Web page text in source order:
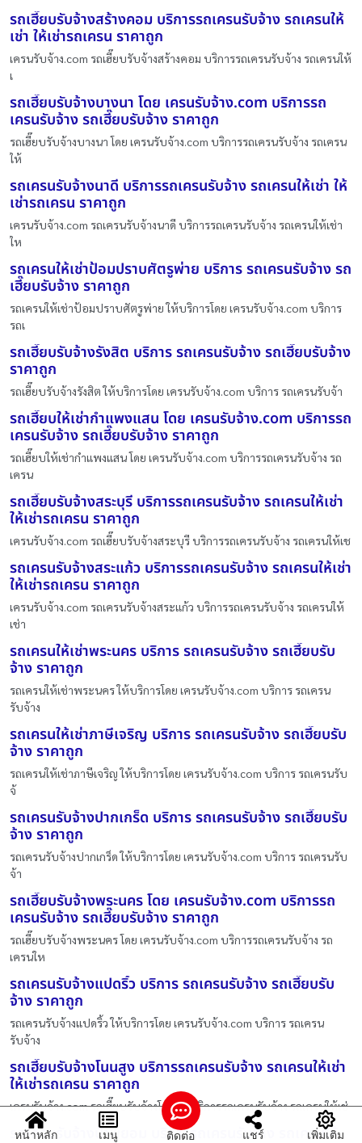
รถเฮี๊ยบรับจ้างสร้างคอม บริการรถเครนรับจ้าง รถเครนให้
เช่า ให้เช่ารถเครน ราคาถูก
เครนรับจ้าง.com รถเฮี๊ยบรับจ้างสร้างคอม บริการรถเครนรับจ้าง รถเครนให้
เ
รถเฮี๊ยบรับจ้างบางนา โดย เครนรับจ้าง.com บริการรถ
เครนรับจ้าง รถเฮี๊ยบรับจ้าง ราคาถูก
รถเฮี๊ยบรับจ้างบางนา โดย เครนรับจ้าง.com บริการรถเครนรับจ้าง รถเครน
ให้
รถเครนรับจ้างนาดี บริการรถเครนรับจ้าง รถเครนให้เช่า ให้
เช่ารถเครน ราคาถูก
เครนรับจ้าง.com รถเครนรับจ้างนาดี บริการรถเครนรับจ้าง รถเครนให้เช่า
ให
รถเครนให้เช่าป้อมปราบศัตรูพ่าย บริการ รถเครนรับจ้าง รถ
เฮี๊ยบรับจ้าง ราคาถูก
รถเครนให้เช่าป้อมปราบศัตรูพ่าย ให้บริการโดย เครนรับจ้าง.com บริการ
รถเ
รถเฮี๊ยบรับจ้างรังสิต บริการ รถเครนรับจ้าง รถเฮี๊ยบรับจ้าง
ราคาถูก
รถเฮี๊ยบรับจ้างรังสิต ให้บริการโดย เครนรับจ้าง.com บริการ รถเครนรับจ้า
รถเฮี๊ยบให้เช่ากำแพงแสน โดย เครนรับจ้าง.com บริการรถ
เครนรับจ้าง รถเฮี๊ยบรับจ้าง ราคาถูก
รถเฮี๊ยบให้เช่ากำแพงแสน โดย เครนรับจ้าง.com บริการรถเครนรับจ้าง รถ
เครน
รถเฮี๊ยบรับจ้างสระบุรี บริการรถเครนรับจ้าง รถเครนให้เช่า
ให้เช่ารถเครน ราคาถูก
เครนรับจ้าง.com รถเฮี๊ยบรับจ้างสระบุรี บริการรถเครนรับจ้าง รถเครนให้เช
รถเครนรับจ้างสระแก้ว บริการรถเครนรับจ้าง รถเครนให้เช่า
ให้เช่ารถเครน ราคาถูก
เครนรับจ้าง.com รถเครนรับจ้างสระแก้ว บริการรถเครนรับจ้าง รถเครนให้
เช่า
รถเครนให้เช่าพระนคร บริการ รถเครนรับจ้าง รถเฮี๊ยบรับ
จ้าง ราคาถูก
รถเครนให้เช่าพระนคร ให้บริการโดย เครนรับจ้าง.com บริการ รถเครน
รับจ้าง
รถเครนให้เช่าภาษีเจริญ บริการ รถเครนรับจ้าง รถเฮี๊ยบรับ
จ้าง ราคาถูก
รถเครนให้เช่าภาษีเจริญ ให้บริการโดย เครนรับจ้าง.com บริการ รถเครนรับ
จ้
รถเครนรับจ้างปากเกร็ด บริการ รถเครนรับจ้าง รถเฮี๊ยบรับ
จ้าง ราคาถูก
รถเครนรับจ้างปากเกร็ด ให้บริการโดย เครนรับจ้าง.com บริการ รถเครนรับ
จ้า
รถเฮี๊ยบรับจ้างพระนคร โดย เครนรับจ้าง.com บริการรถ
เครนรับจ้าง รถเฮี๊ยบรับจ้าง ราคาถูก
รถเฮี๊ยบรับจ้างพระนคร โดย เครนรับจ้าง.com บริการรถเครนรับจ้าง รถ
เครนให
รถเครนรับจ้างแปดริ้ว บริการ รถเครนรับจ้าง รถเฮี๊ยบรับ
จ้าง ราคาถูก
รถเครนรับจ้างแปดริ้ว ให้บริการโดย เครนรับจ้าง.com บริการ รถเครน
รับจ้าง
รถเฮี๊ยบรับจ้างโนนสูง บริการรถเครนรับจ้าง รถเครนให้เช่า
ให้เช่ารถเครน ราคาถูก
เครนรับจ้าง.com รถเฮี๊ยบรับจ้างโนนสูง บริการรถเครนรับจ้าง รถเครนให้เช่
รถเครนรับจ้างป่าพยอม บริการรถเครนรับจ้าง รถเครนให้
หน้าหลัก เมนู ติดต่อ แชร์ เพิ่มเติม